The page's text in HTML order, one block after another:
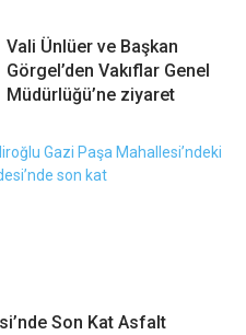
Vali Ünlüer ve Başkan
Görgel’den Vakıflar Genel
Müdürlüğü’ne ziyaret
Son Kat Asfalt